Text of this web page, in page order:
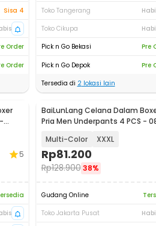
Sisa 4
Order
Order
Toko Tangerang
Toko Cikupa
Pick n Go Bekasi
Pre
Pick n Go Depok
Pre
Tersedia di 2lokasi lain
5
BaiLunLang Celana Dalam
Pria Men Underpants 4 PCS -
Multi-Color
XXXL
Rp81.200
Rp128.900 38%
Gudang Online
Toko Jakarta Pusat